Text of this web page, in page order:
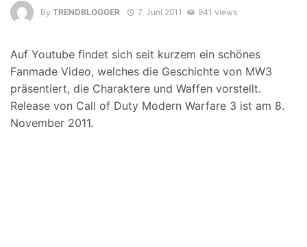
By TRENDBLOGGER 7. Juni 2011 941 views
Auf Youtube findet sich seit kurzem ein schönes
Fanmade Video, welches die Geschichte von MW3
präsentiert, die Charaktere und Waffen vorstellt.
Release von Call of Duty Modern Warfare 3 ist am 8.
November 2011.